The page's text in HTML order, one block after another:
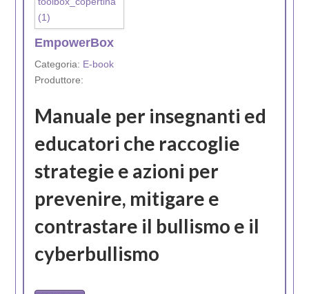
EmpowerBox
Categoria: E-book
Produttore:
Manuale per insegnanti ed
educatori che raccoglie
strategie e azioni per
prevenire, mitigare e
contrastare il bullismo e il
cyberbullismo